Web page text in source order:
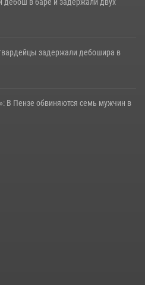
задержали дебошира в
В Пензе обвиняются семь мужчин в